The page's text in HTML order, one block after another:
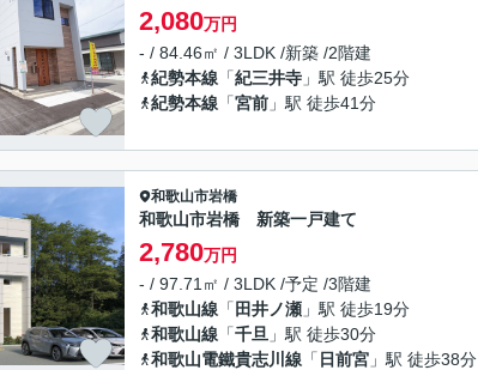
2,080万円
- / 84.46㎡ / 3LDK /新築 /2階建
紀勢本線 「紀三井寺 」駅 徒歩25分
紀勢本線 「宮前 」駅 徒歩41分
和歌山市岩橋
和歌山市岩橋 新築一戸建て
2,780万円
- / 97.71㎡ / 3LDK /予定 /3階建
和歌山線 「 田井ノ瀬 」駅 徒歩19分
和歌山線 「千旦 」駅 徒歩30分
和歌山電鐵貴志川線 「 日前宮 」駅 徒歩38分